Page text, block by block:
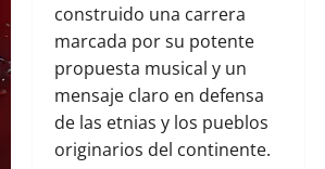
construido una carrera
marcada por su potente
propuesta musical y un
mensaje claro en defensa
de las etnias y los pueblos
originarios del continente.